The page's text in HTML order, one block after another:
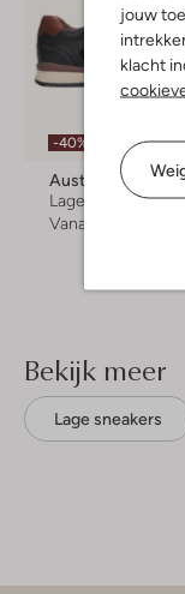
jouw
klacht
-40%
Australian
Lage sneakers
Vanaf
Bekijk meer
Lage sneakers